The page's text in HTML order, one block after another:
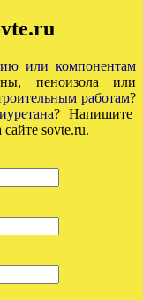
или компонентам
пеноизола или
работам?
? Напишите
sovte.ru.